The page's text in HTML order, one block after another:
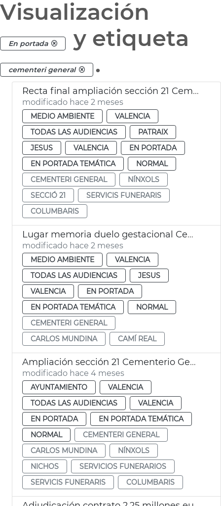
Visualización
En portada y etiqueta
cementeri general .
Recta final ampliación sección 21 Cementerio General València
modificado hace 2 meses
MEDIO AMBIENTE
VALENCIA
TODAS LAS AUDIENCIAS
PATRAIX
JESUS
VALENCIA
EN PORTADA
EN PORTADA TEMÁTICA
NORMAL
CEMENTERI GENERAL
NÍNXOLS
SECCIÓ 21
SERVICIS FUNERARIS
COLUMBARIS
Lugar memoria duelo gestacional Cementerio General València
modificado hace 2 meses
MEDIO AMBIENTE
VALENCIA
TODAS LAS AUDIENCIAS
JESUS
VALENCIA
EN PORTADA
EN PORTADA TEMÁTICA
NORMAL
CEMENTERI GENERAL
CARLOS MUNDINA
CAMÍ REAL
Ampliación sección 21 Cementerio General València
modificado hace 4 meses
AYUNTAMIENTO
VALENCIA
TODAS LAS AUDIENCIAS
VALENCIA
EN PORTADA
EN PORTADA TEMÁTICA
NORMAL
CEMENTERI GENERAL
CARLOS MUNDINA
NÍNXOLS
NICHOS
SERVICIOS FUNERARIOS
SERVICIS FUNERARIS
COLUMBARIS